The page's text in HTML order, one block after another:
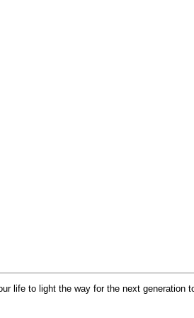
life to light the way for the next generation